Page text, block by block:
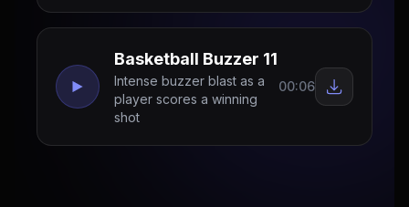
Basketball Buzzer 11
Intense buzzer blast as a
player scores a winning
shot
00:06